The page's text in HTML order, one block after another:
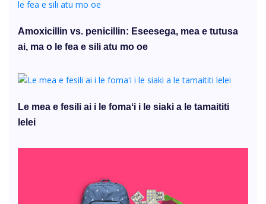
Amoxicillin vs. penicillin: Eseesega, mea e tutusa
ai, ma o le fea e sili atu mo oe
Le mea e fesili ai i le fomaʻi i le siaki a le tamaititi
lelei